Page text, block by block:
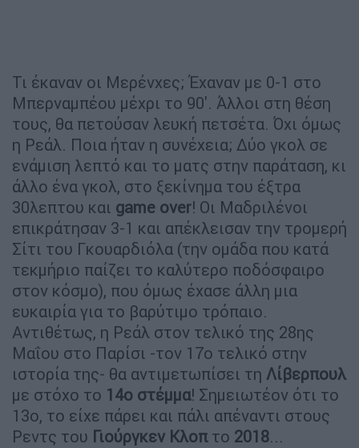
Τι έκαναν οι Μερένχες; Έχαναν με 0-1 στο
Μπερναμπέου μέχρι το 90'. Άλλοι στη θέση
τους, θα πετούσαν λευκή πετσέτα. Όχι όμως
η Ρεάλ. Ποια ήταν η συνέχεια; Δύο γκολ σε
ενάμιση λεπτό και το ματς στην παράταση, κι
άλλο ένα γκολ, στο ξεκίνημα του έξτρα
30λεπτου και game over! Οι Μαδριλένοι
επικράτησαν 3-1 και απέκλεισαν την τρομερή
Σίτι του Γκουαρδιόλα (την ομάδα που κατά
τεκμήριο παίζει το καλύτερο ποδόσφαιρο
στον κόσμο), που όμως έχασε άλλη μια
ευκαιρία για το βαρύτιμο τρόπαιο.
Αντιθέτως, η Ρεάλ στον τελικό της 28ης
Μαΐου στο Παρίσι -τον 17ο τελικό στην
ιστορία της- θα αντιμετωπίσει τη Λίβερπουλ
με στόχο το 14ο στέμμα! Σημειωτέον ότι το
13ο, το είχε πάρει και πάλι απέναντι στους
Ρεντς του Γιούργκεν Κλοπτο 2018...